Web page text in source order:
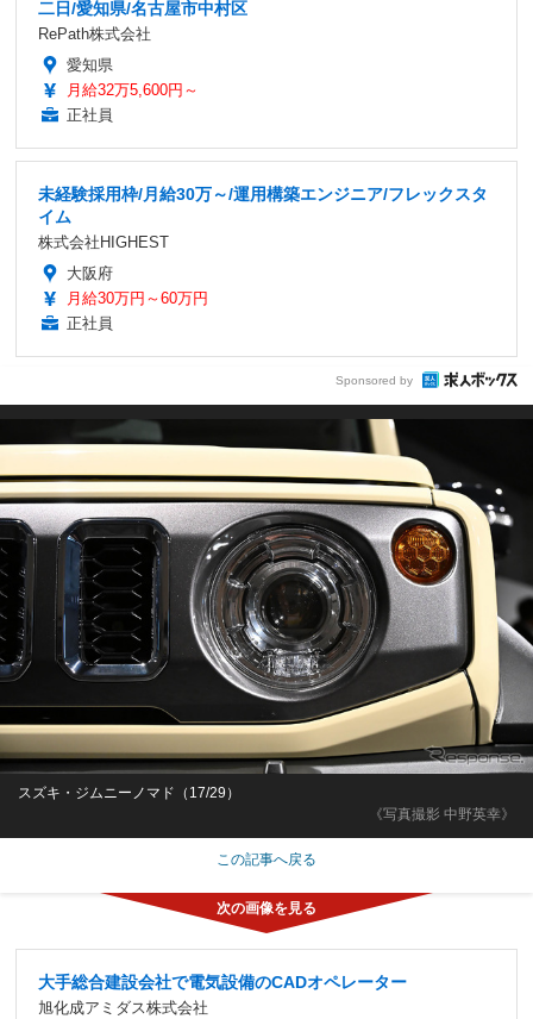
二日/愛知県/名古屋市中村区
RePath株式会社
愛知県
月給32万5,600円～
正社員
未経験採用枠/月給30万～/運用構築エンジニア/フレックスタ
イム
株式会社HIGHEST
大阪府
月給30万円～60万円
正社員
Sponsored by
《写真撮影 中野英幸》
スズキ・ジムニーノマド（17/29）
この記事へ戻る
大手総合建設会社で電気設備のCADオペレーター
旭化成アミダス株式会社